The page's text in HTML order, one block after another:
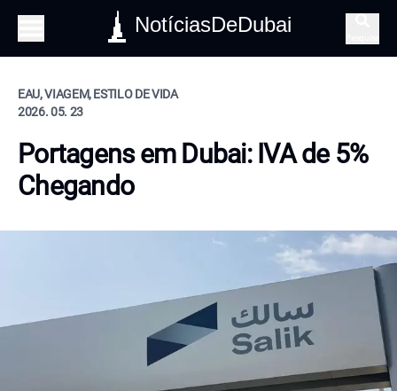
NotíciasDeDubai
EAU, VIAGEM, ESTILO DE VIDA
2026. 05. 23
Portagens em Dubai: IVA de 5%
Chegando